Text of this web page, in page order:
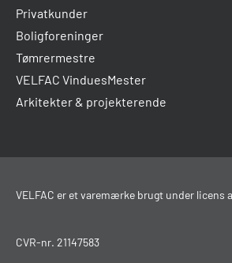
Privatkunder
Boligforeninger
Tømrermestre
VELFAC VinduesMester
Arkitekter & projekterende
VELFAC er et varemærke brugt under licens
CVR-nr. 21147583